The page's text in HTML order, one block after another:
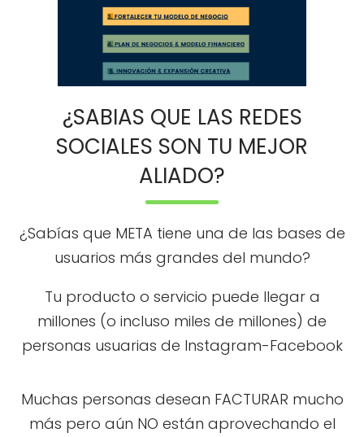
¿SABIAS QUE LAS REDES
SOCIALES SON TU MEJOR
ALIADO?
¿Sabías que META tiene una de las bases de
usuarios más grandes del mundo?
Tu producto o servicio puede llegar a
millones (o incluso miles de millones) de
personas usuarias de Instagram-Facebook
Muchas personas desean FACTURAR mucho
más pero aún NO están aprovechando el